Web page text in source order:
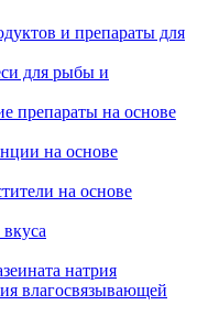
и препараты для
для рыбы и
препараты на основе
на основе
на основе
натрия
влагосвязывающей